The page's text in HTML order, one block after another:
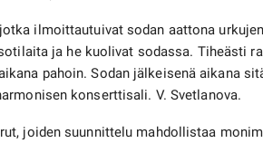
ilmoittautuivat sodan aattona
ja he kuolivat sodassa. Tiheästi
pahoin. Sodan jälkeisenä aikana
konserttisali. V. Svetlanova.
joiden suunnittelu mahdollistaa